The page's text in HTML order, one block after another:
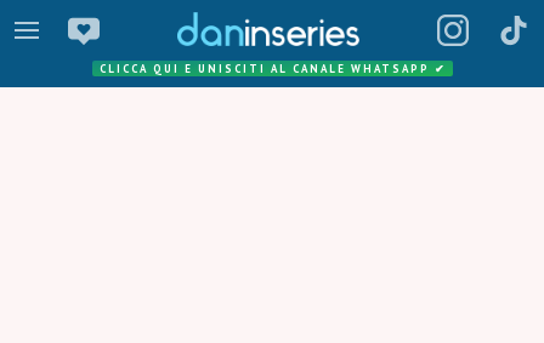
CLICCA QUI E UNISCITI AL CANALE WHATSAPP ✔